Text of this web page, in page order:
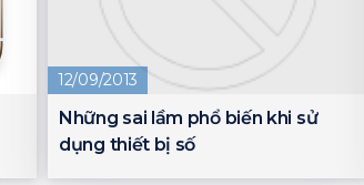
12/09/2013
Những sai lầm phổ biến khi sử
dụng thiết bị số